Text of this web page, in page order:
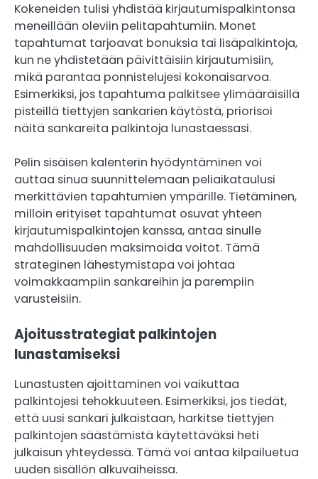
Kokeneiden tulisi yhdistää kirjautumispalkintonsa
meneillään oleviin pelitapahtumiin. Monet
tapahtumat tarjoavat bonuksia tai lisäpalkintoja,
kun ne yhdistetään päivittäisiin kirjautumisiin,
mikä parantaa ponnistelujesi kokonaisarvoa.
Esimerkiksi, jos tapahtuma palkitsee ylimääräisillä
pisteillä tiettyjen sankarien käytöstä, priorisoi
näitä sankareita palkintoja lunastaessasi.
Pelin sisäisen kalenterin hyödyntäminen voi
auttaa sinua suunnittelemaan peliaikataulusi
merkittävien tapahtumien ympärille. Tietäminen,
milloin erityiset tapahtumat osuvat yhteen
kirjautumispalkintojen kanssa, antaa sinulle
mahdollisuuden maksimoida voitot. Tämä
strateginen lähestymistapa voi johtaa
voimakkaampiin sankareihin ja parempiin
varusteisiin.
Ajoitusstrategiat palkintojen
lunastamiseksi
Lunastusten ajoittaminen voi vaikuttaa
palkintojesi tehokkuuteen. Esimerkiksi, jos tiedät,
että uusi sankari julkaistaan, harkitse tiettyjen
palkintojen säästämistä käytettäväksi heti
julkaisun yhteydessä. Tämä voi antaa kilpailuetua
uuden sisällön alkuvaiheissa.